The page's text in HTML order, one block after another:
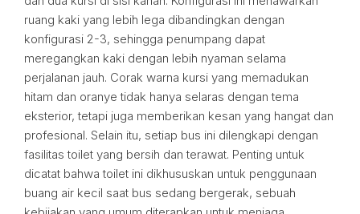
ruang kaki yang lebih lega dibandingkan dengan
konfigurasi 2-3, sehingga penumpang dapat
meregangkan kaki dengan lebih nyaman selama
perjalanan jauh. Corak warna kursi yang memadukan
hitam dan oranye tidak hanya selaras dengan tema
eksterior, tetapi juga memberikan kesan yang hangat dan
profesional. Selain itu, setiap bus ini dilengkapi dengan
fasilitas toilet yang bersih dan terawat. Penting untuk
dicatat bahwa toilet ini dikhususkan untuk penggunaan
buang air kecil saat bus sedang bergerak, sebuah